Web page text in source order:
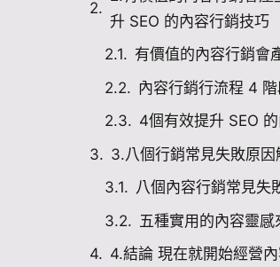
升 SEO 的內容行銷技巧
有價值的內容行銷會
內容行銷行流程 4
4個有效提升 SEO
3.八個行銷常見失敗原
八個內容行銷常見失
五種實用的內容靈感
4.結論 現在就開始經營